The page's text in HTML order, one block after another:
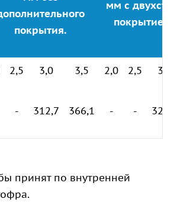
покрытия.
мм с
покрытием
2,5 3,0 3,5 2,0 2,5 3,0
- 312,7 366,1 - - 325,8
принят по внутренней